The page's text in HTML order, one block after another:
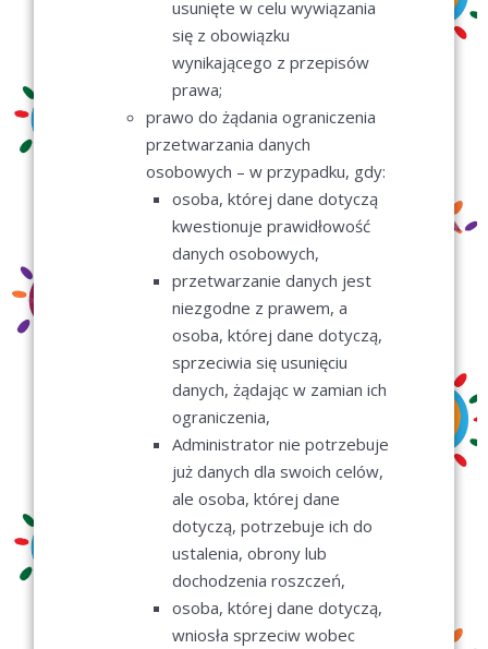
usunięte w celu wywiązania
się z obowiązku
wynikającego z przepisów
prawa;
prawo do żądania ograniczenia
przetwarzania danych
osobowych – w przypadku, gdy:
osoba, której dane dotyczą
kwestionuje prawidłowość
danych osobowych,
przetwarzanie danych jest
niezgodne z prawem, a
osoba, której dane dotyczą,
sprzeciwia się usunięciu
danych, żądając w zamian ich
ograniczenia,
Administrator nie potrzebuje
już danych dla swoich celów,
ale osoba, której dane
dotyczą, potrzebuje ich do
ustalenia, obrony lub
dochodzenia roszczeń,
osoba, której dane dotyczą,
wniosła sprzeciw wobec